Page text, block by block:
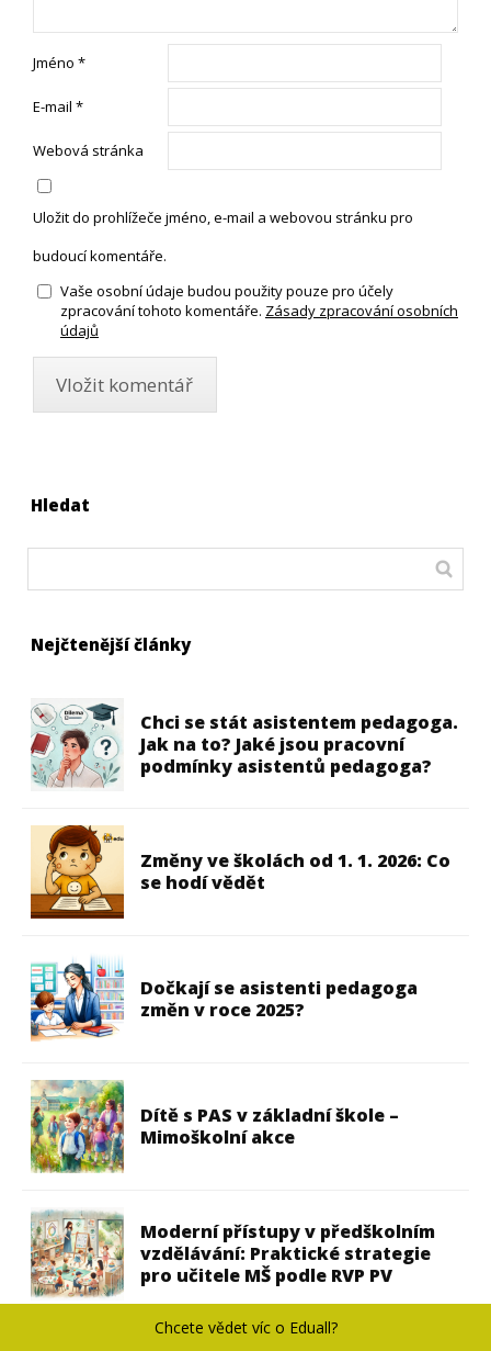
Jméno *
E-mail *
Webová stránka
Uložit do prohlížeče jméno, e-mail a webovou stránku pro
budoucí komentáře.
Vaše osobní údaje budou použity pouze pro účely
zpracování tohoto komentáře. Zásady zpracování osobních
údajů
Hledat
Nejčtenější články
Chci se stát asistentem pedagoga.
Jak na to? Jaké jsou pracovní
podmínky asistentů pedagoga?
Změny ve školách od 1. 1. 2026: Co
se hodí vědět
Dočkají se asistenti pedagoga
změn v roce 2025?
Dítě s PAS v základní škole –
Mimoškolní akce
Moderní přístupy v předškolním
vzdělávání: Praktické strategie
pro učitele MŠ podle RVP PV
Chcete vědet víc o Eduall?